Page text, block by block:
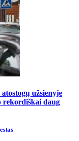
užsienyje
rekordiškai daug